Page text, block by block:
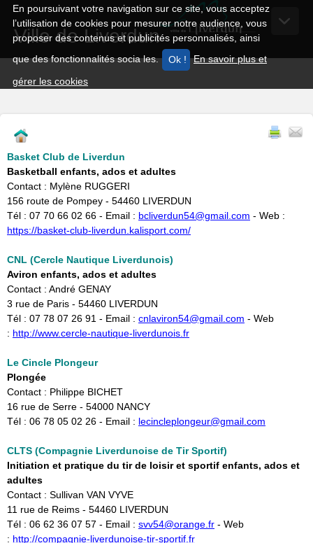
En poursuivant votre navigation sur ce site, vous acceptez
l’utilisation de cookies pour mesurer notre audience, vous
proposer des contenus et publicités personnalisés, ainsi
que des fonctionnalités socia les.
En savoir plus et
gérer les cookies
Ville de Liverdun
Basket Club de Liverdun
Basketball enfants, ados et adultes
Contact : Mylène RUGGERI
156 route de Pompey - 54460 LIVERDUN
Tél : 07 70 66 02 66 - Email : bcliverdun54@gmail.com - Web :
https://basket-club-liverdun.kalisport.com/
CNL (Cercle Nautique Liverdunois)
Aviron enfants, ados et adultes
Contact : André GENAY
3 rue de Paris - 54460 LIVERDUN
Tél : 07 78 07 26 91 - Email : ​ cnlaviron54@gmail.com - Web
: http://www.cercle-nautique-liverdunois.fr
Le Cincle Plongeur
Plongée
Contact : Philippe BICHET
16 rue de Serre - 54000 NANCY
Tél : 06 78 05 02 26 - Email : ​ lecincleplongeur@gmail.com
CLTS (Compagnie Liverdunoise de Tir Sportif)
Initiation et pratique du tir de loisir et sportif enfants, ados et
adultes
Contact : Sullivan VAN VYVE
11 rue de Reims - 54460 LIVERDUN
Tél : 06 62 36 07 57 - Email : ​ svv54@orange.fr - Web
: http://compagnie-liverdunoise-tir-sportif.fr